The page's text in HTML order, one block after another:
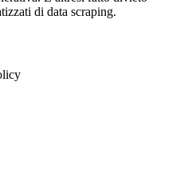
di data scraping.